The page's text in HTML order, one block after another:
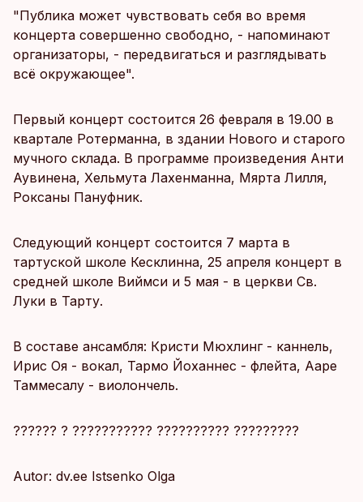
"Публика может чувствовать себя во время
концерта совершенно свободно, - напоминают
организаторы, - передвигаться и разглядывать
всё окружающее".
Первый концерт состоится 26 февраля в 19.00 в
квартале Ротерманна, в здании Нового и старого
мучного склада. В программе произведения Анти
Аувинена, Хельмута Лахенманна, Мярта Лилля,
Роксаны Пануфник.
Следующий концерт состоится 7 марта в
тартуской школе Кесклинна, 25 апреля концерт в
средней школе Виймси и 5 мая - в церкви Св.
Луки в Тарту.
В составе ансамбля: Кристи Мюхлинг - каннель,
Ирис Оя - вокал, Тармо Йоханнес - флейта, Ааре
Таммесалу - виолончель.
?????? ? ??????????? ?????????? ?????????
Autor: dv.ee Istsenko Olga